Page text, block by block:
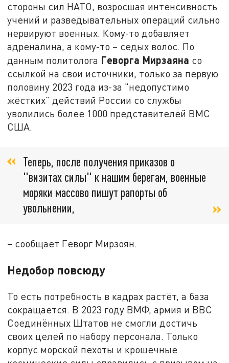
стороны сил НАТО, возросшая интенсивность
учений и разведывательных операций сильно
нервируют военных. Кому-то добавляет
адреналина, а кому-то – седых волос. По
данным политолога Геворга Мирзаяна со
ссылкой на свои источники, только за первую
половину 2023 года из-за "недопустимо
жёстких" действий России со службы
уволились более 1000 представителей ВМС
США.
Теперь, после получения приказов о
"визитах силы" к нашим берегам, военные
моряки массово пишут рапорты об
увольнении,
– сообщает Геворг Мирзоян.
Недобор повсюду
То есть потребность в кадрах растёт, а база
сокращается. В 2023 году ВМФ, армия и ВВС
Соединённых Штатов не смогли достичь
своих целей по набору персонала. Только
корпус морской пехоты и крошечные